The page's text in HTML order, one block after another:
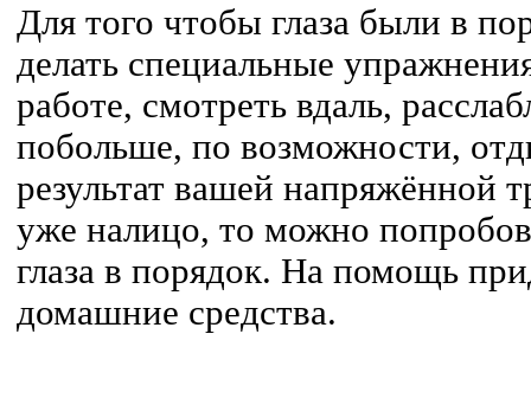
Для того чтобы глаза были в
делать специальные
работе, смотреть вдаль,
побольше, по возможности,
результат вашей напряжённой
уже налицо, то можно
глаза в порядок. На помощь
домашние средства.